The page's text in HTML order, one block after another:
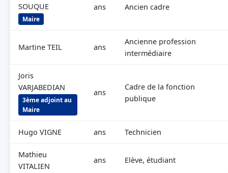
SOUQUE
Maire
ans Ancien cadre
Martine TEIL ans
Ancienne profession
intermédiaire
Joris
VARJABEDIAN
3ème adjoint au
Maire
ans
Cadre de la fonction
publique
Hugo VIGNE ans Technicien
Mathieu
VITALIEN
ans Elève, étudiant